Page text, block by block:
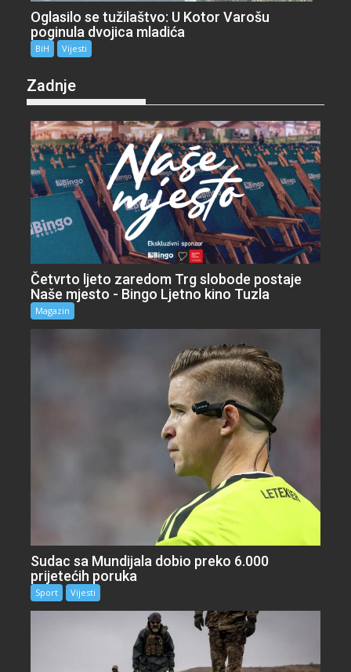
Oglasilo se tužilaštvo: U Kotor Varošu
poginula dvojica mladića
BiH Vijesti
Zadnje
Četvrto ljeto zaredom Trg slobode postaje
Naše mjesto - Bingo Ljetno kino Tuzla
Magazin
Sudac sa Mundijala dobio preko 6.000
prijetećih poruka
Sport Vijesti